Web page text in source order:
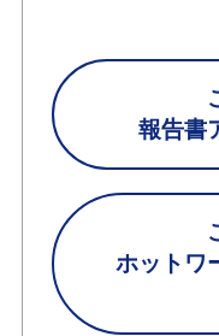
報告書
ホットワ